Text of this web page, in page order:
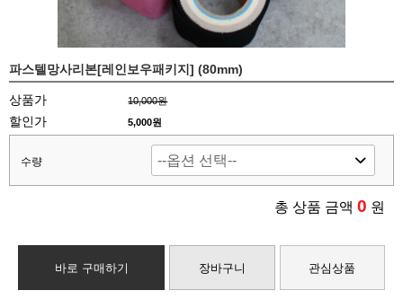
파스텔망사리본[레인보우패키지] (80mm)
상품가 10,000원
할인가 5,000원
수량
총 상품 금액 0 원
바로 구매하기 장바구니 관심상품